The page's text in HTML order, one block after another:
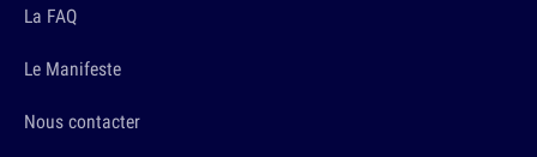
La FAQ
Le Manifeste
Nous contacter